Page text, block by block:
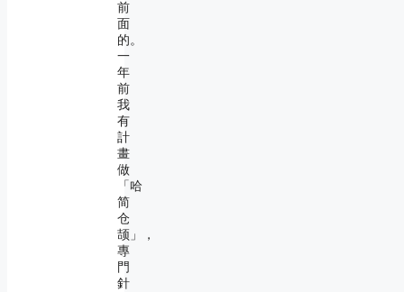
前
面
的。
一
年
前
我
有
計
畫
做
「哈
简
仓
颉」，
專
門
針